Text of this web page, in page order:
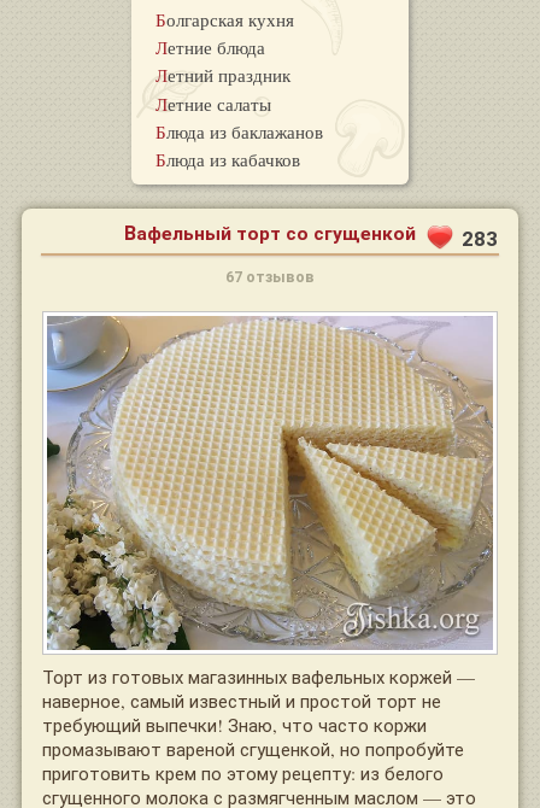
Болгарская кухня
Летние блюда
Летний праздник
Летние салаты
Блюда из баклажанов
Блюда из кабачков
Вафельный торт со сгущенкой 283
67 отзывов
Торт из готовых магазинных вафельных коржей —
наверное, самый известный и простой торт не
требующий выпечки! Знаю, что часто коржи
промазывают вареной сгущенкой, но попробуйте
приготовить крем по этому рецепту: из белого
сгущенного молока с размягченным маслом — это